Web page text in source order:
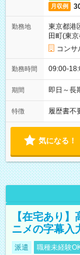
月収例
勤務地
東京都港
田町(東
コンサ
勤務時間 09:00-
期間 即日～
特徴 履歴書不
気になる！
【在宅あり
ニメの字幕入
派遣 職種未経験